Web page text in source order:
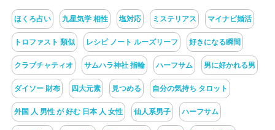
ほくろ占い 九星気学 相性 塩対応 ミステリアス マイナビ婚活
トロファスト 類似 レシピ ノート ルーズリーフ 好きになる瞬間
クラブチャティオ サムハラ神社 指輪 ハーフサム 男に好かれる男
ダイソー 財布 四大元素 見つめる 自分の気持ち タロット
外国 人 男性 が 好む 日本 人 女性 仙人系男子 ハーフサム